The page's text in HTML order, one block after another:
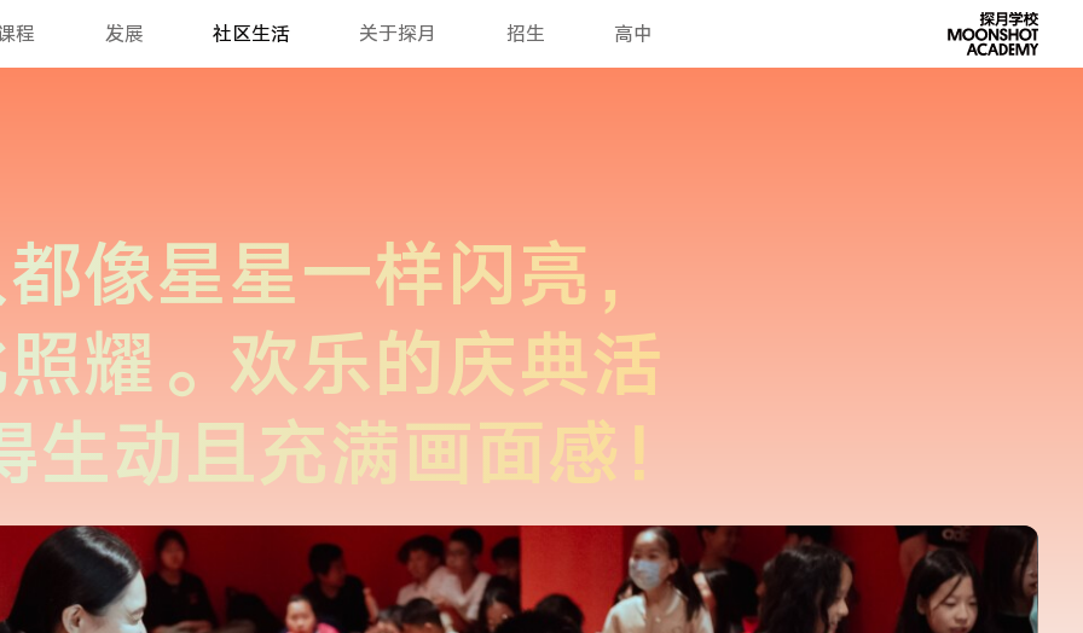
程 发展 社区生活 关于探月 招生 高中
课后俱乐部 ITA国际网球项目
像星星一样闪亮，
耀。欢乐的庆典活
生动且充满画面感！